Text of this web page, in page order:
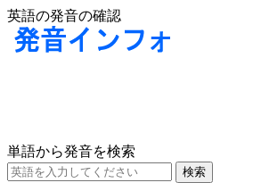
英語の発音の確認
単語から発音を検索